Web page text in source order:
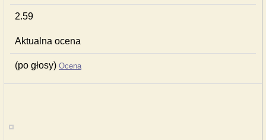
2.59
Aktualna ocena
(po głosy) Ocena